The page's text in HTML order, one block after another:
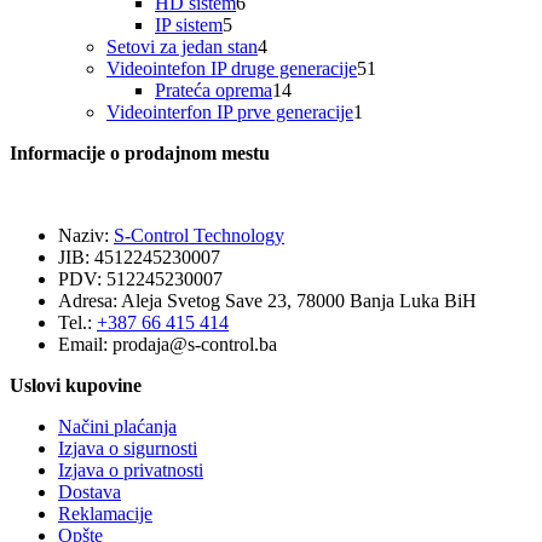
IP sistem55
proizvoda
Setovi za jedan stan44
proizvoda
Videointefon IP druge generacije51
Prateća oprema1414
proizvoda
Videointerfon IP prve generacije1
Informacije o prodajnom mestu
Naziv: S-Control Technology
JIB: 4512245230007
PDV: 512245230007
Adresa: Aleja Svetog Save 23, 78000 Banja Luka BiH
Tel.: +387 66 415 414
Email: prodaja@s-control.ba
Uslovi kupovine
Načini plaćanja
Izjava o sigurnosti
Izjava o privatnosti
Dostava
Reklamacije
Opšte